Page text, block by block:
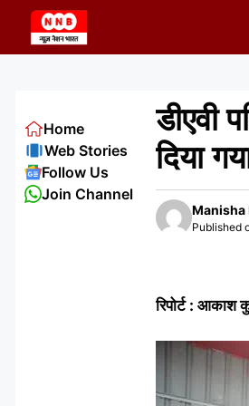
content
डीएवी
दिया
Manisha
Published
रिपोर्ट : आकाश
Home
Web Stories
Follow Us
Join Channel